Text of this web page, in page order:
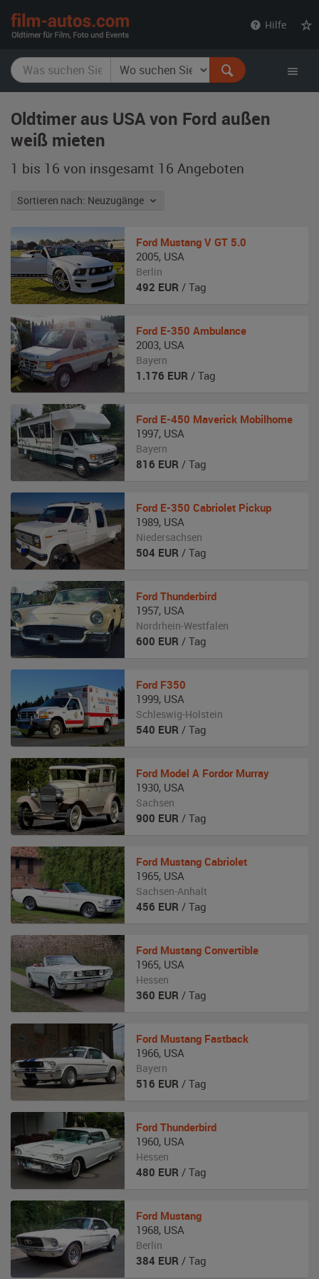
Hilfe
Oldtimer aus USA von Ford außen
weiß mieten
1 bis 16 von insgesamt 16 Angeboten
Sortieren nach: Neuzugänge
Ford Mustang V GT 5.0
2005, USA
Berlin
492 EUR / Tag
Ford E-350 Ambulance
2003, USA
Bayern
1.176 EUR / Tag
Ford E-450 Maverick Mobilhome
1997, USA
Bayern
816 EUR / Tag
Ford E-350 Cabriolet Pickup
1989, USA
Niedersachsen
504 EUR / Tag
Ford Thunderbird
1957, USA
Nordrhein-Westfalen
600 EUR / Tag
Ford F350
1999, USA
Schleswig-Holstein
540 EUR / Tag
Ford Model A Fordor Murray
1930, USA
Sachsen
900 EUR / Tag
Ford Mustang Cabriolet
1965, USA
Sachsen-Anhalt
456 EUR / Tag
Ford Mustang Convertible
1965, USA
Hessen
360 EUR / Tag
Ford Mustang Fastback
1966, USA
Bayern
516 EUR / Tag
Ford Thunderbird
1960, USA
Hessen
480 EUR / Tag
Ford Mustang
1968, USA
Berlin
384 EUR / Tag